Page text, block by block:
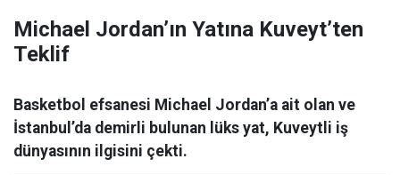
Michael Jordan’ın Yatına Kuveyt’ten
Teklif
Basketbol efsanesi Michael Jordan’a ait olan ve
İstanbul’da demirli bulunan lüks yat, Kuveytli iş
dünyasının ilgisini çekti.